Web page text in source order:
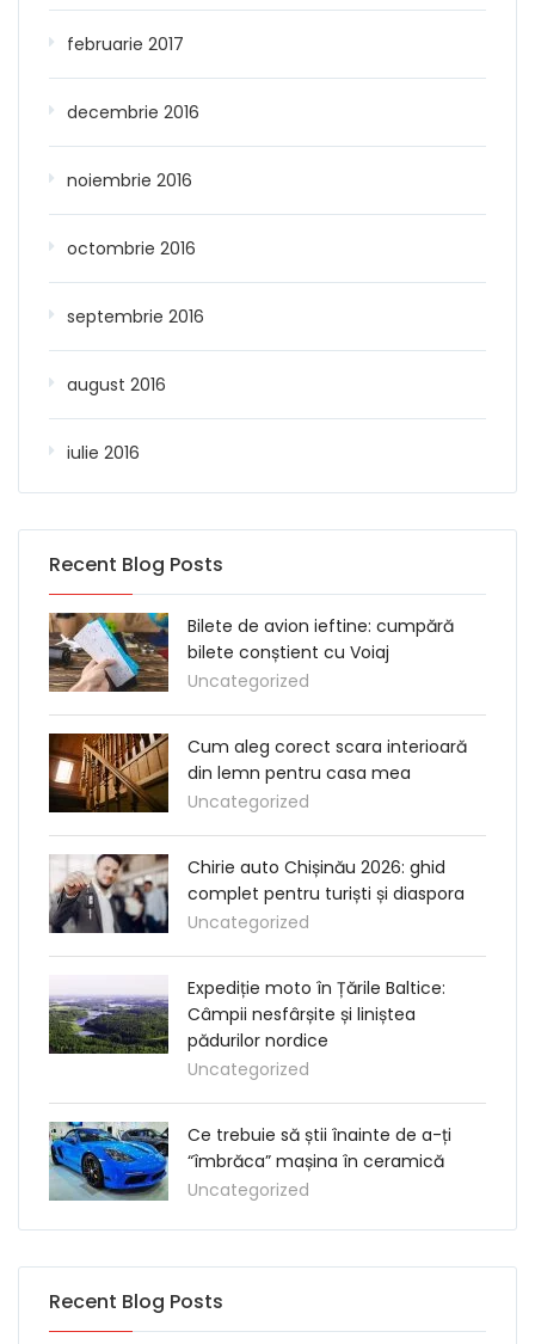
februarie 2017
decembrie 2016
noiembrie 2016
octombrie 2016
septembrie 2016
august 2016
iulie 2016
Recent Blog Posts
Bilete de avion ieftine: cumpără
bilete conștient cu Voiaj
Uncategorized
Cum aleg corect scara interioară
din lemn pentru casa mea
Uncategorized
Chirie auto Chișinău 2026: ghid
complet pentru turiști și diaspora
Uncategorized
Expediție moto în Țările Baltice:
Câmpii nesfârșite și liniștea
pădurilor nordice
Uncategorized
Ce trebuie să știi înainte de a-ți
“îmbrăca” mașina în ceramică
Uncategorized
Recent Blog Posts